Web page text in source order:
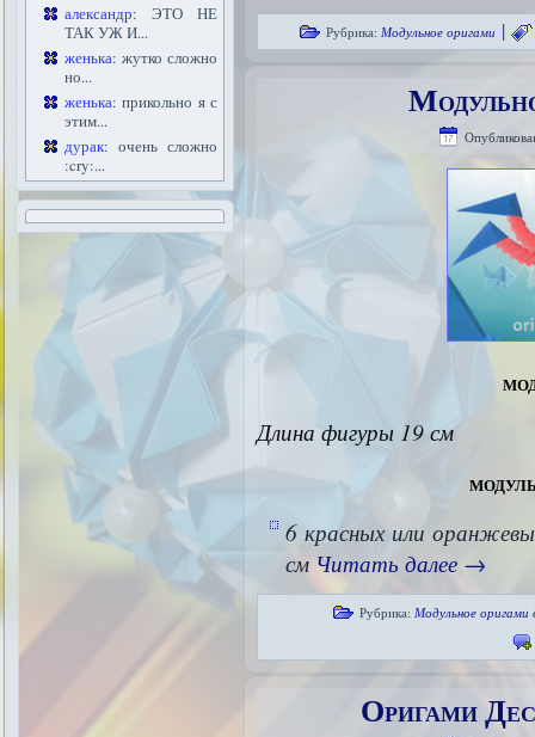
александр: ЭТО НЕ
ТАК УЖ И...
женька: жутко сложно
но...
женька: прикольно я с
этим...
дурак: очень сложно
:cry:...
Рубрика: Модульное оригами |
Длина фигуры 19 см
6 красных или
смЧитать далее →
Рубрика: Модульное оригами
Оригами